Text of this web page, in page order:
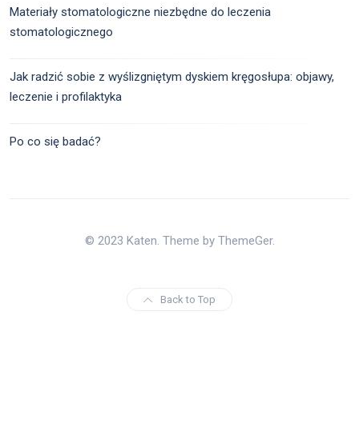
Materiały stomatologiczne niezbędne do leczenia
stomatologicznego
Jak radzić sobie z wyślizgniętym dyskiem kręgosłupa: objawy,
leczenie i profilaktyka
Po co się badać?
© 2023 Katen. Theme by ThemeGer.
Back to Top